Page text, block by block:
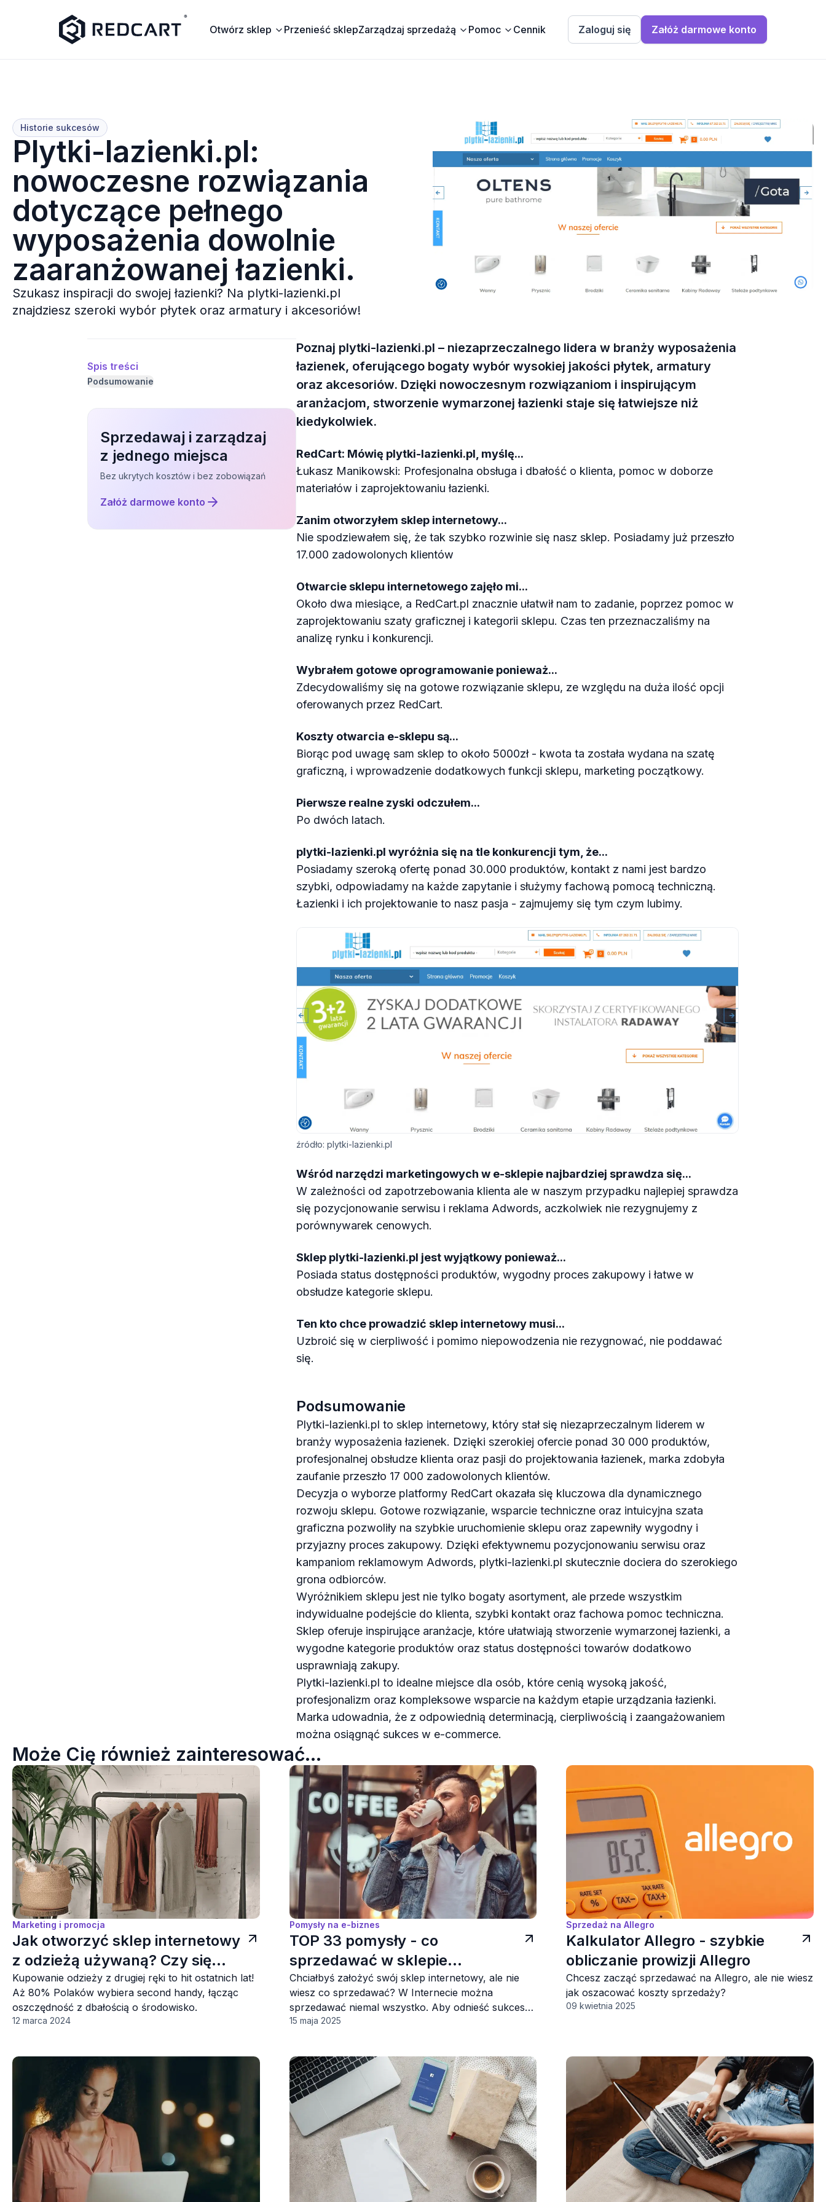
Otwórz sklep Przenieść sklepZarządzaj sprzedażą Pomoc Cennik Zaloguj się Załóż darmowe konto
Historie sukcesów
Plytki-lazienki.pl:
nowoczesne rozwiązania
dotyczące pełnego
wyposażenia dowolnie
zaaranżowanej łazienki.
Szukasz inspiracji do swojej łazienki? Na plytki-lazienki.pl
znajdziesz szeroki wybór płytek oraz armatury i akcesoriów!
Spis treści
Podsumowanie
Sprzedawaj i zarządzaj
z jednego miejsca
Bez ukrytych kosztów i bez zobowiązań
Załóż darmowe konto
Poznaj plytki-lazienki.pl – niezaprzeczalnego lidera w branży wyposażenia
łazienek, oferującego bogaty wybór wysokiej jakości płytek, armatury
oraz akcesoriów. Dzięki nowoczesnym rozwiązaniom i inspirującym
aranżacjom, stworzenie wymarzonej łazienki staje się łatwiejsze niż
kiedykolwiek.
RedCart: Mówię plytki-lazienki.pl, myślę...
Łukasz Manikowski: Profesjonalna obsługa i dbałość o klienta, pomoc w doborze
materiałów i zaprojektowaniu łazienki.
Zanim otworzyłem sklep internetowy...
Nie spodziewałem się, że tak szybko rozwinie się nasz sklep. Posiadamy już przeszło
17.000 zadowolonych klientów
Otwarcie sklepu internetowego zajęło mi...
Około dwa miesiące, a RedCart.pl znacznie ułatwił nam to zadanie, poprzez pomoc w
zaprojektowaniu szaty graficznej i kategorii sklepu. Czas ten przeznaczaliśmy na
analizę rynku i konkurencji.
Wybrałem gotowe oprogramowanie ponieważ...
Zdecydowaliśmy się na gotowe rozwiązanie sklepu, ze względu na duża ilość opcji
oferowanych przez RedCart.
Koszty otwarcia e-sklepu są...
Biorąc pod uwagę sam sklep to około 5000zł - kwota ta została wydana na szatę
graficzną, i wprowadzenie dodatkowych funkcji sklepu, marketing początkowy.
Pierwsze realne zyski odczułem...
Po dwóch latach.
plytki-lazienki.pl wyróżnia się na tle konkurencji tym, że...
Posiadamy szeroką ofertę ponad 30.000 produktów, kontakt z nami jest bardzo
szybki, odpowiadamy na każde zapytanie i służymy fachową pomocą techniczną.
Łazienki i ich projektowanie to nasz pasja - zajmujemy się tym czym lubimy.
źródło: plytki-lazienki.pl
Wśród narzędzi marketingowych w e-sklepie najbardziej sprawdza się...
W zależności od zapotrzebowania klienta ale w naszym przypadku najlepiej sprawdza
się pozycjonowanie serwisu i reklama Adwords, aczkolwiek nie rezygnujemy z
porównywarek cenowych.
Sklep plytki-lazienki.pl jest wyjątkowy ponieważ...
Posiada status dostępności produktów, wygodny proces zakupowy i łatwe w
obsłudze kategorie sklepu.
Ten kto chce prowadzić sklep internetowy musi...
Uzbroić się w cierpliwość i pomimo niepowodzenia nie rezygnować, nie poddawać
się.
Podsumowanie
Plytki-lazienki.pl to sklep internetowy, który stał się niezaprzeczalnym liderem w
branży wyposażenia łazienek. Dzięki szerokiej ofercie ponad 30 000 produktów,
profesjonalnej obsłudze klienta oraz pasji do projektowania łazienek, marka zdobyła
zaufanie przeszło 17 000 zadowolonych klientów.
Decyzja o wyborze platformy RedCart okazała się kluczowa dla dynamicznego
rozwoju sklepu. Gotowe rozwiązanie, wsparcie techniczne oraz intuicyjna szata
graficzna pozwoliły na szybkie uruchomienie sklepu oraz zapewniły wygodny i
przyjazny proces zakupowy. Dzięki efektywnemu pozycjonowaniu serwisu oraz
kampaniom reklamowym Adwords, plytki-lazienki.pl skutecznie dociera do szerokiego
grona odbiorców.
Wyróżnikiem sklepu jest nie tylko bogaty asortyment, ale przede wszystkim
indywidualne podejście do klienta, szybki kontakt oraz fachowa pomoc techniczna.
Sklep oferuje inspirujące aranżacje, które ułatwiają stworzenie wymarzonej łazienki, a
wygodne kategorie produktów oraz status dostępności towarów dodatkowo
usprawniają zakupy.
Plytki-lazienki.pl to idealne miejsce dla osób, które cenią wysoką jakość,
profesjonalizm oraz kompleksowe wsparcie na każdym etapie urządzania łazienki.
Marka udowadnia, że z odpowiednią determinacją, cierpliwością i zaangażowaniem
można osiągnąć sukces w e-commerce.
Może Cię również zainteresować...
Marketing i promocja
Jak otworzyć sklep internetowy
z odzieżą używaną? Czy się
opłaca?
Kupowanie odzieży z drugiej ręki to hit ostatnich lat!
Aż 80% Polaków wybiera second handy, łącząc
oszczędność z dbałością o środowisko.
12 marca 2024
Pomysły na e-biznes
TOP 33 pomysły - co
sprzedawać w sklepie
internetowym w 2025 roku?
Chciałbyś założyć swój sklep internetowy, ale nie
wiesz co sprzedawać? W Internecie można
sprzedawać niemal wszystko. Aby odnieść sukces
postaw na sprzedaż produktów, których poszukuje
15 maja 2025
Sprzedaż na Allegro
Kalkulator Allegro - szybkie
obliczanie prowizji Allegro
Chcesz zacząć sprzedawać na Allegro, ale nie wiesz
jak oszacować koszty sprzedaży?
09 kwietnia 2025